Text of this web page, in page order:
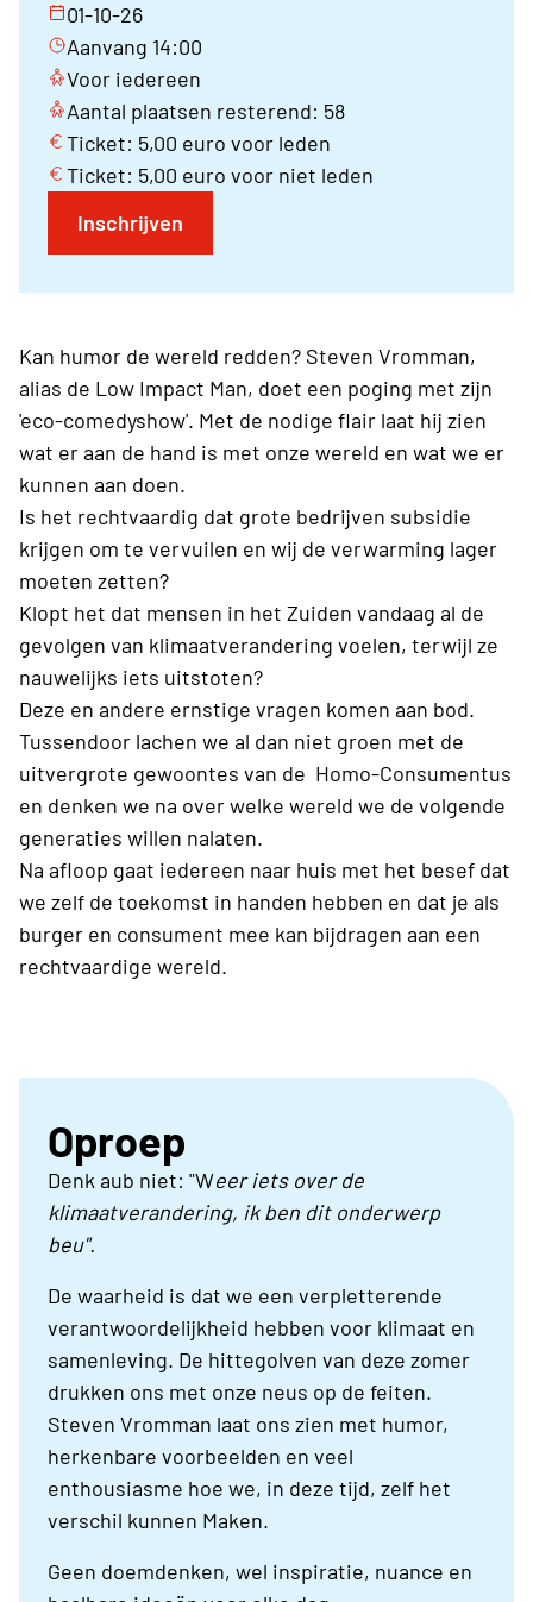
01-10-26
Aanvang 14:00
Voor iedereen
Aantal plaatsen resterend: 58
Ticket: 5,00 euro voor leden
Ticket: 5,00 euro voor niet leden
Inschrijven
Kan humor de wereld redden? Steven Vromman,
alias de Low Impact Man, doet een poging met zijn
'eco-comedyshow'. Met de nodige flair laat hij zien
wat er aan de hand is met onze wereld en wat we er
kunnen aan doen.
Is het rechtvaardig dat grote bedrijven subsidie
krijgen om te vervuilen en wij de verwarming lager
moeten zetten?
Klopt het dat mensen in het Zuiden vandaag al de
gevolgen van klimaatverandering voelen, terwijl ze
nauwelijks iets uitstoten?
Deze en andere ernstige vragen komen aan bod.
Tussendoor lachen we al dan niet groen met de
uitvergrote gewoontes van de Homo-Consumentus
en denken we na over welke wereld we de volgende
generaties willen nalaten.
Na afloop gaat iedereen naar huis met het besef dat
we zelf de toekomst in handen hebben en dat je als
burger en consument mee kan bijdragen aan een
rechtvaardige wereld.
Oproep
Denk aub niet: "Weer iets over de
klimaatverandering, ik ben dit onderwerp
beu".
De waarheid is dat we een verpletterende
verantwoordelijkheid hebben voor klimaat en
samenleving. De hittegolven van deze zomer
drukken ons met onze neus op de feiten.
Steven Vromman laat ons zien met humor,
herkenbare voorbeelden en veel
enthousiasme hoe we, in deze tijd, zelf het
verschil kunnen Maken.
Geen doemdenken, wel inspiratie, nuance en